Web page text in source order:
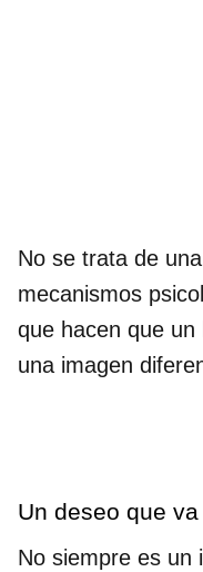
No se trata de
mecanismos
que hacen que un
una imagen
Un deseo que
No siempre es un